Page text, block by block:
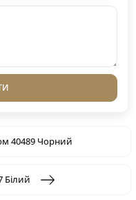
40489 Чорний
Білий